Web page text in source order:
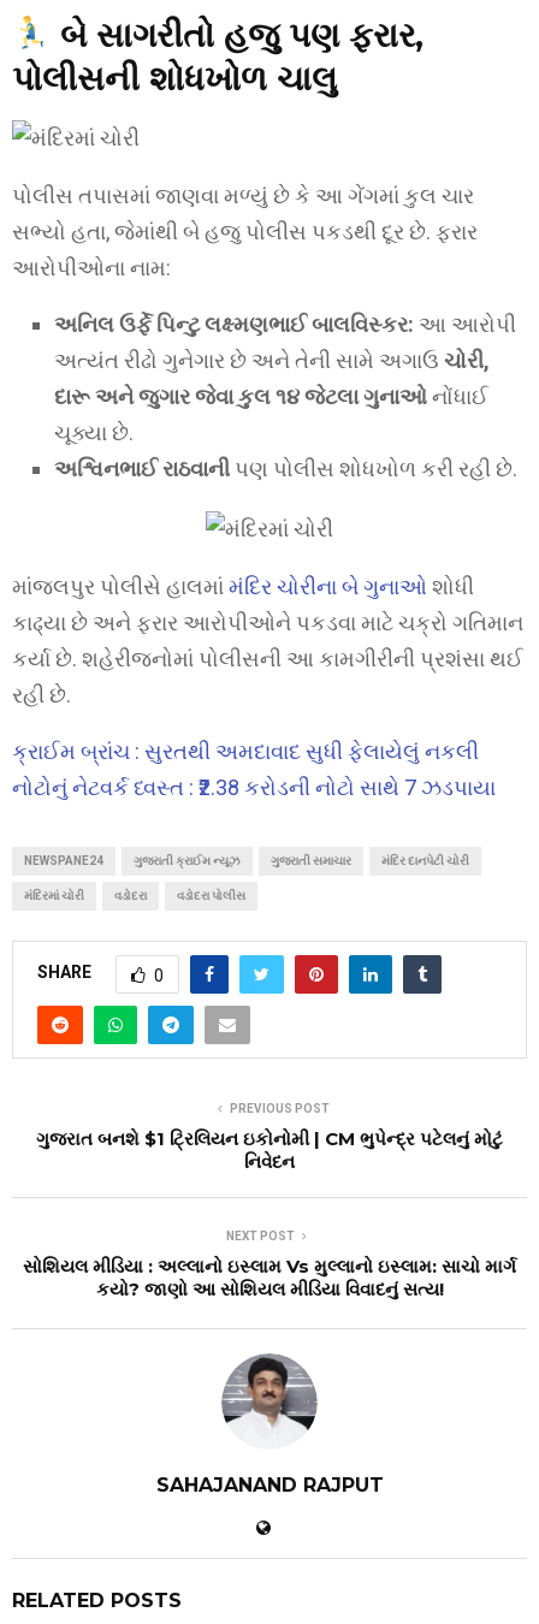
બે સાગરીતો હજુ પણ ફરાર,
પોલીસની શોધખોળ ચાલુ
પોલીસ તપાસમાં જાણવા મળ્યું છે કે આ ગેંગમાં કુલ ચાર
સભ્યો હતા, જેમાંથી બે હજુ પોલીસ પકડથી દૂર છે. ફરાર
આરોપીઓના નામ:
અનિલ ઉર્ફે પિન્ટુ લક્ષ્મણભાઈ બાલવિસ્કર: આ આરોપી
અત્યંત રીઢો ગુનેગાર છે અને તેની સામે અગાઉ ચોરી,
દારૂ અને જુગાર જેવા કુલ ૧૪ જેટલા ગુનાઓનોંધાઈ
ચૂક્યા છે.
અશ્વિનભાઈ રાઠવાની પણ પોલીસ શોધખોળ કરી રહી છે.
માંજલપુર પોલીસે હાલમાંમંદિર ચોરીના બે ગુનાઓ શોધી
કાઢ્યા છે અને ફરાર આરોપીઓને પકડવા માટે ચક્રો ગતિમાન
કર્યા છે. શહેરીજનોમાં પોલીસની આ કામગીરીની પ્રશંસા થઈ
રહી છે.
ક્રાઈમ બ્રાંચ : સુરતથી અમદાવાદ સુધી ફેલાયેલું નકલી
નોટોનું નેટવર્ક ધ્વસ્ત : ₹2.38 કરોડની નોટો સાથે 7 ઝડપાયા
NEWSPANE24 ગુજરાતી ક્રાઈમ ન્યૂઝ ગુજરાતી સમાચાર મંદિર દાનપેટી ચોરી
મંદિરમાં ચોરી વડોદરા વડોદરા પોલીસ
SHARE 0
PREVIOUS POST
ગુજરાત બનશે $1 ટ્રિલિયન ઇકોનોમી | CM ભુપેન્દ્ર પટેલનું મોટું
નિવેદન
NEXT POST
સોશિયલ મીડિયા : અલ્લાનો ઇસ્લામ Vs મુલ્લાનો ઇસ્લામ: સાચો માર્ગ
કયો? જાણો આ સોશિયલ મીડિયા વિવાદનું સત્ય!
SAHAJANAND RAJPUT
RELATED POSTS